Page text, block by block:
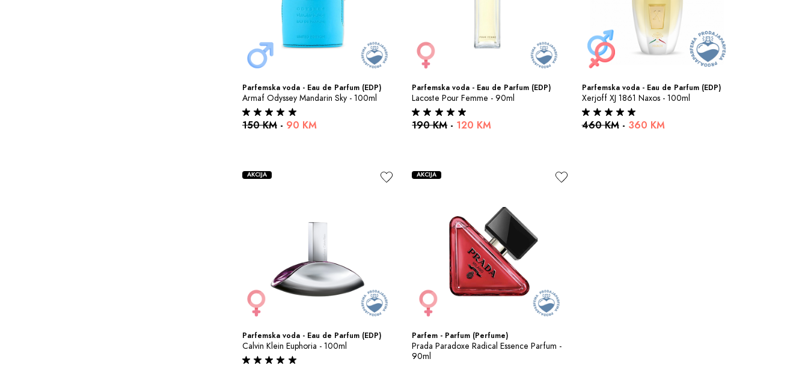
Parfemska voda - Eau de Parfum (EDP)
Armaf Odyssey Mandarin Sky - 100ml
150 KM - 90 KM
Parfemska voda - Eau de Parfum (EDP)
Lacoste Pour Femme - 90ml
190 KM- 120 KM
Parfemska voda - Eau de Parfum (EDP)
Xerjoff XJ 1861 Naxos - 100ml
460 KM- 360 KM
Parfemska voda - Eau de Parfum (EDP)
Calvin Klein Euphoria - 100ml
AKCIJA
Parfem - Parfum (Perfume)
Prada Paradoxe Radical Essence Parfum -
90ml
AKCIJA